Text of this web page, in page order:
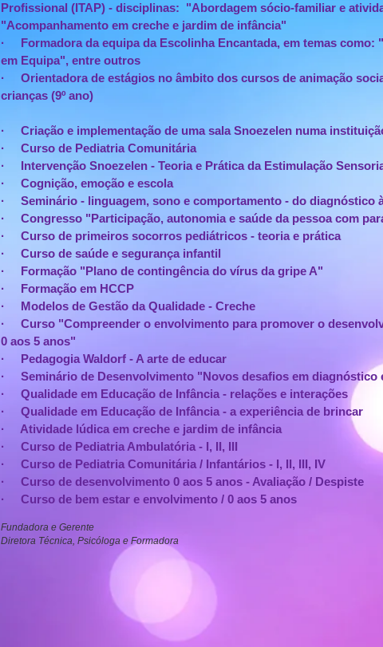
Profissional (ITAP) - disciplinas: "Abordagem sócio-familiar e
"Acompanhamento em creche e jardim de infância"
· Formadora da equipa da Escolinha Encantada, em temas como:
em Equipa", entre outros
· Orientadora de estágios no âmbito dos cursos de animação
crianças (9º ano)
· Criação e implementação de uma sala Snoezelen numa
· Curso de Pediatria Comunitária
· Intervenção Snoezelen - Teoria e Prática da Estimulação
· Cognição, emoção e escola
· Seminário - linguagem, sono e comportamento - do diagnóstico
· Congresso "Participação, autonomia e saúde da pessoa com
· Curso de primeiros socorros pediátricos - teoria e prática
· Curso de saúde e segurança infantil​
· Formação "Plano de contingência do vírus da gripe A"
· Formação em HCCP
· Modelos de Gestão da Qualidade - Creche
· Curso "Compreender o envolvimento para promover o
0 aos 5 anos"
· Pedagogia Waldorf - A arte de educar
· Seminário de Desenvolvimento "Novos desafios em diagnóstico
· Qualidade em Educação de Infância - relações e interações
· Qualidade em Educação de Infância - a experiência de brincar
· Atividade lúdica em creche e jardim de infância
· Curso de Pediatria Ambulatória - I, II, III
· Curso de Pediatria Comunitária / Infantários - I, II, III, IV
· Curso de desenvolvimento 0 aos 5 anos - Avaliação / Despiste
· Curso de bem estar e envolvimento / 0 aos 5 anos
Fundadora e Gerente
Diretora Técnica, Psicóloga e Formadora